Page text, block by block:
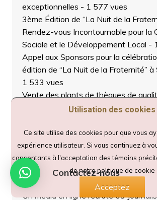
exceptionnelles - 1 577 vues
3ème Édition de “La Nuit de la
Rendez-vous Incontournable pour la
Sociale et le Développement Local -
Appel aux Sponsors pour la
édition de “La Nuit de la Fraternité” à
1 533 vues
Vente des plants de thèques de
au prix de 2.500 FCFA par pied,
vues
L’ONG PAFED Renforce les
dans le Cadre du Projet “Sport,
cohésion et d’inclusion Sociale dans
de Tchaoudjo 1 et 2”- 1 221 vues
Un média en ligne recrute 03
Utilisation des cookies
Ce site utilise des cookies pour que vous
expérience utilisateur. Si vous continuez à
consentants à l'acceptation des témoins
de notre politique de cookie
Acceptez
Contactez-nous